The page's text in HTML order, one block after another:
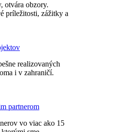
otvára obzory.
príležitosti, zážitky a
realizovaných
i v zahraničí.
partnerom
vo viac ako 15